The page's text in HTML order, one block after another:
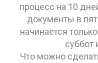
процесс на 10
документы в
начинается
суббот
Что можно